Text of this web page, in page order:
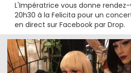
L'Impératrice vous donne rendez-
20h30 à la Felicita pour un
en direct sur Facebook par Drop.